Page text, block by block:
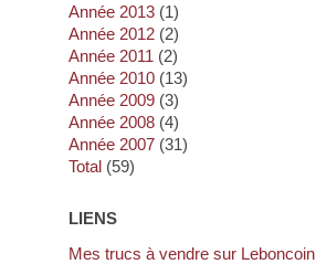
année 2013 (1)
année 2012 (2)
année 2011 (2)
année 2010 (13)
année 2009 (3)
année 2008 (4)
année 2007 (31)
total (59)
LIENS
Mes trucs à vendre sur Leboncoin